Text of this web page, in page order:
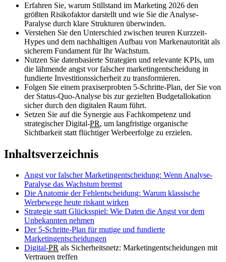
Erfahren Sie, warum Stillstand im Marketing 2026 den
größten Risikofaktor darstellt und wie Sie die Analyse-
Paralyse durch klare Strukturen überwinden.
Verstehen Sie den Unterschied zwischen teuren Kurzzeit-
Hypes und dem nachhaltigen Aufbau von Markenautorität als
sicherem Fundament für Ihr Wachstum.
Nutzen Sie datenbasierte Strategien und relevante KPIs, um
die lähmende angst vor falscher marketingentscheidung in
fundierte Investitionssicherheit zu transformieren.
Folgen Sie einem praxiserprobten 5-Schritte-Plan, der Sie von
der Status-Quo-Analyse bis zur gezielten Budgetallokation
sicher durch den digitalen Raum führt.
Setzen Sie auf die Synergie aus Fachkompetenz und
strategischer Digital-PR, um langfristige organische
Sichtbarkeit statt flüchtiger Werbeerfolge zu erzielen.
Inhaltsverzeichnis
Angst vor falscher Marketingentscheidung: Wenn Analyse-
Paralyse das Wachstum bremst
Die Anatomie der Fehlentscheidung: Warum klassische
Werbewege heute riskant wirken
Strategie statt Glücksspiel: Wie Daten die Angst vor dem
Unbekannten nehmen
Der 5-Schritte-Plan für mutige und fundierte
Marketingentscheidungen
Digital-PR als Sicherheitsnetz: Marketingentscheidungen mit
Vertrauen treffen